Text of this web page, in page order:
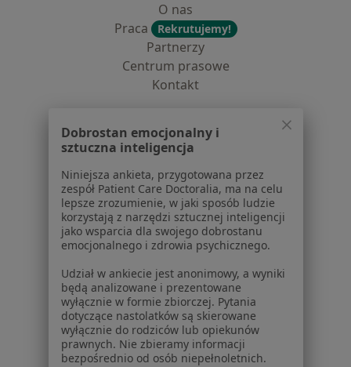
O nas
Praca
Rekrutujemy!
Partnerzy
Centrum prasowe
Kontakt
Lekarze
Pytania i odpowiedzi
Usługi i zabiegi
Choroby
Pomoc
Aplikacje mobilne
Blog dla pacjentów
Dla profesjonalistów
Cennik
Dla lekarzy
Dobrostan emocjonalny i
sztuczna inteligencja
Niniejsza ankieta, przygotowana przez
zespół Patient Care Doctoralia, ma na celu
lepsze zrozumienie, w jaki sposób ludzie
korzystają z narzędzi sztucznej inteligencji
jako wsparcia dla swojego dobrostanu
emocjonalnego i zdrowia psychicznego.
Udział w ankiecie jest anonimowy, a wyniki
będą analizowane i prezentowane
wyłącznie w formie zbiorczej. Pytania
dotyczące nastolatków są skierowane
wyłącznie do rodziców lub opiekunów
prawnych. Nie zbieramy informacji
bezpośrednio od osób niepełnoletnich.